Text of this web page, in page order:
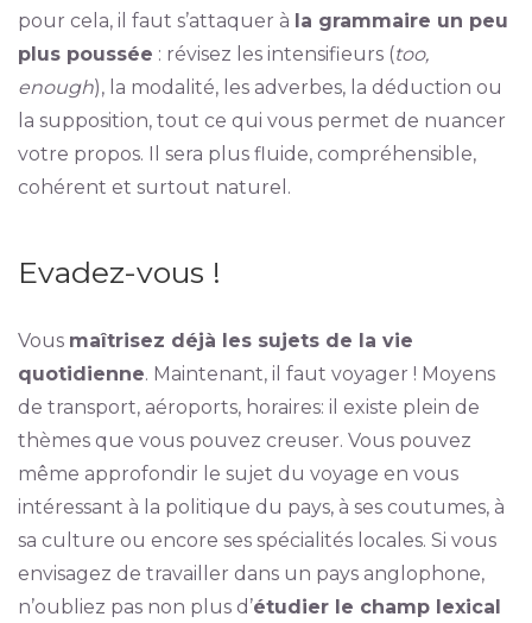
pour cela, il faut s’attaquer à la grammaire un peu
plus poussée : révisez les intensifieurs (too,
enough), la modalité, les adverbes, la déduction ou
la supposition, tout ce qui vous permet de nuancer
votre propos. Il sera plus fluide, compréhensible,
cohérent et surtout naturel.
Evadez-vous !
Vous maîtrisez déjà les sujets de la vie
quotidienne. Maintenant, il faut voyager ! Moyens
de transport, aéroports, horaires: il existe plein de
thèmes que vous pouvez creuser. Vous pouvez
même approfondir le sujet du voyage en vous
intéressant à la politique du pays, à ses coutumes, à
sa culture ou encore ses spécialités locales. Si vous
envisagez de travailler dans un pays anglophone,
n’oubliez pas non plus d’étudier le champ lexical